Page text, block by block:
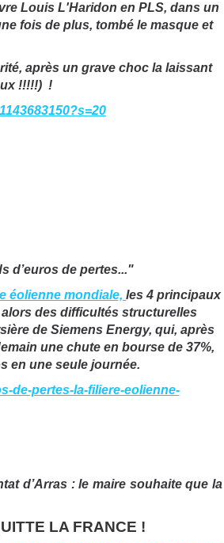
Louis L'Haridonen PLS, dans un
fois de plus, tombé le masque et
après un grave choc la laissant
!!!!!) !
d’euros de pertes..."
éolienne mondiale,les 4 principaux
des difficultés structurelles
de Siemens Energy, qui, après
une chute en bourse de 37%,
en une seule journée.
de-pertes-la-filiere-eolienne-
d’Arras : le maire souhaite que la
LA FRANCE !